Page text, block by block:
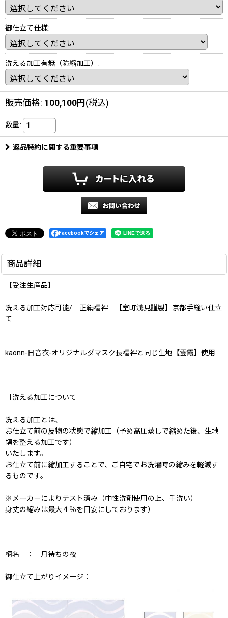
御仕立て仕様:
洗える加工有無（防縮加工） :
販売価格: 100,100円(税込)
数量:
返品特約に関する重要事項
Facebookでシェア
商品詳細
【受注生産品】
洗える加工対応可能/ 正絹襦袢 【室町浅見謹製】京都手縫い仕立
て
kaonn-日音衣-オリジナルダマスク長襦袢と同じ生地【雲霞】使用
［洗える加工について］
洗える加工とは、
お仕立て前の反物の状態で縮加工（予め高圧蒸しで縮めた後、生地
幅を整える加工です）
いたします。
お仕立て前に縮加工することで、ご自宅でお洗濯時の縮みを軽減す
るものです。
※メーカーによりテスト済み（中性洗剤使用の上、手洗い）
身丈の縮みは最大４％を目安にしております）
柄名 ： 月待ちの夜
御仕立て上がりイメージ：